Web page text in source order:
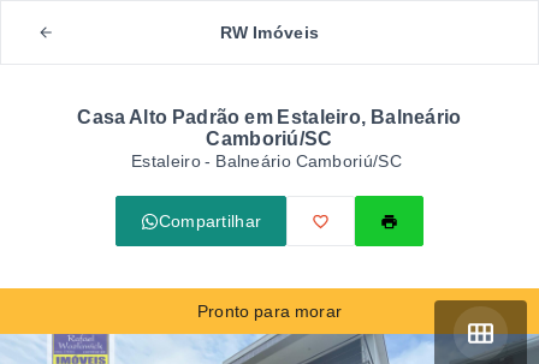
RW Imóveis
Casa Alto Padrão em Estaleiro, Balneário
Camboriú/SC
Estaleiro - Balneário Camboriú/SC
Compartilhar
Pronto para morar